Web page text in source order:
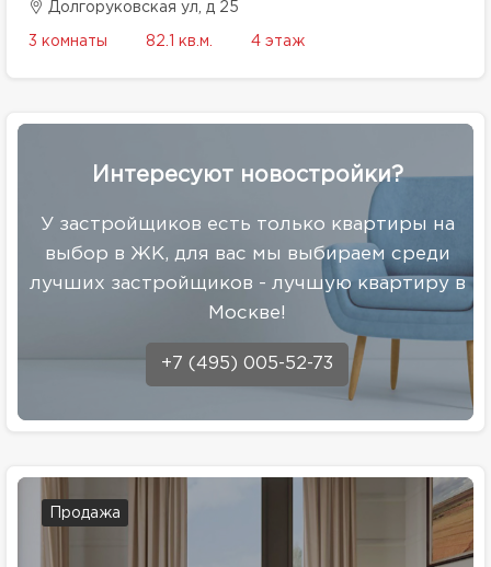
Долгоруковская ул, д 25
3 комнаты 82.1 кв.м. 4 этаж
Интересуют новостройки?
У застройщиков есть только квартиры на
выбор в ЖК, для вас мы выбираем среди
лучших застройщиков - лучшую квартиру в
Москве!
+7 (495) 005-52-73
Продажа